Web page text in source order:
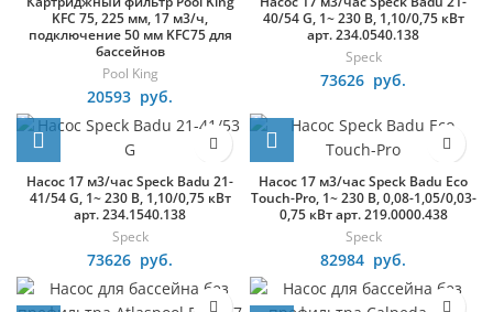
KFC 75, 225 мм, 17 м3/ч,
подключение 50 мм KFC75 для
бассейнов
Pool King
20593 руб.
40/54 G, 1~ 230 В, 1,10/0,75 кВт
арт. 234.0540.138
Speck
73626 руб.
Насос 17 м3/час Speck Badu 21-
41/54 G, 1~ 230 В, 1,10/0,75 кВт
арт. 234.1540.138
Speck
73626 руб.
Насос 17 м3/час Speck Badu Eco
Touch-Pro, 1~ 230 В, 0,08-1,05/0,03-
0,75 кВт арт. 219.0000.438
Speck
82984 руб.